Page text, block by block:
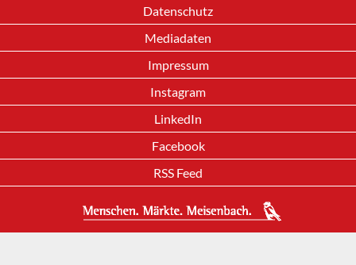
Datenschutz
Mediadaten
Impressum
Instagram
LinkedIn
Facebook
RSS Feed